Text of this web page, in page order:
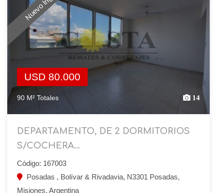
USD 80.000
90 M² Totales 14
DEPARTAMENTO, DE 2 DORMITORIOS
S/COCHERA...
Código: 167003
Posadas , Bolívar & Rivadavia, N3301 Posadas,
Misiones, Argentina